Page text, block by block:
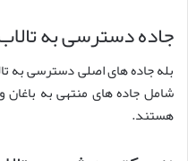
جاده دسترسی به
بله جاده های اصلی دسترسی به
شامل جاده های منتهی به باغان
هستند.